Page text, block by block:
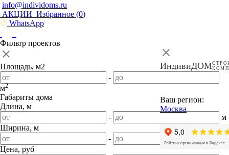
info@individoms.ru
АКЦИИ Избранное (0)
WhatsApp
ИндивиДОМ
Ваш регион:
Москва
Фильтр проектов
Площадь, м2
-
м2
Габариты дома
Длина, м
-
м
Ширина, м
-
Цена, руб